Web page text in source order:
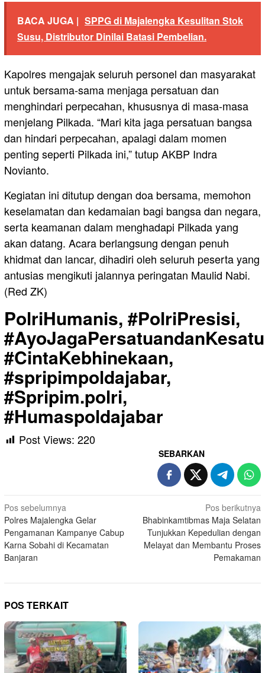
BACA JUGA | SPPG di Majalengka Kesulitan Stok
Susu, Distributor Dinilai Batasi Pembelian.
Kapolres mengajak seluruh personel dan masyarakat
untuk bersama-sama menjaga persatuan dan
menghindari perpecahan, khususnya di masa-masa
menjelang Pilkada. “Mari kita jaga persatuan bangsa
dan hindari perpecahan, apalagi dalam momen
penting seperti Pilkada ini,” tutup AKBP Indra
Novianto.
Kegiatan ini ditutup dengan doa bersama, memohon
keselamatan dan kedamaian bagi bangsa dan negara,
serta keamanan dalam menghadapi Pilkada yang
akan datang. Acara berlangsung dengan penuh
khidmat dan lancar, dihadiri oleh seluruh peserta yang
antusias mengikuti jalannya peringatan Maulid Nabi.
(Red ZK)
PolriHumanis, #PolriPresisi,
#CintaKebhinekaan,
#spripimpoldajabar,
#Spripim.polri,
#Humaspoldajabar
Post Views: 220
SEBARKAN
Navigasi
pos
Pos sebelumnya
Polres Majalengka Gelar
Pengamanan Kampanye Cabup
Karna Sobahi di Kecamatan
Banjaran
Pos berikutnya
Bhabinkamtibmas Maja Selatan
Tunjukkan Kepedulian dengan
Melayat dan Membantu Proses
Pemakaman
POS TERKAIT